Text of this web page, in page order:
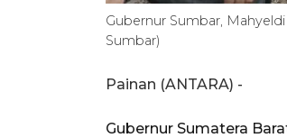
Gubernur Sumbar,
Sumbar)
Painan (ANTARA) -
Gubernur Sumatera